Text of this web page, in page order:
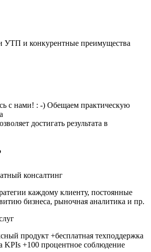
УТП и конкурентные преимущества
с нами! : -) Обещаем практическую
достигать результата в
консалтинг
каждому клиенту, постоянные
бизнеса, рыночная аналитика и пр.
продукт +бесплатная техподдержка
KPIs +100 процентное соблюдение